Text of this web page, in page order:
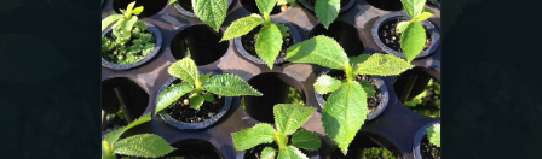
VIDEOCASTS
ÚLTIMAS